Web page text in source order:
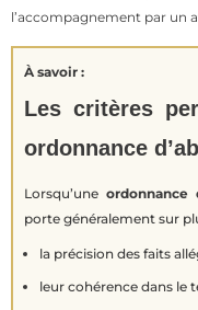
l’accompagnement par un
À savoir :
Les critères
ordonnance
Lorsqu’une
porte généralement sur
la précision des faits
leur cohérence dans le